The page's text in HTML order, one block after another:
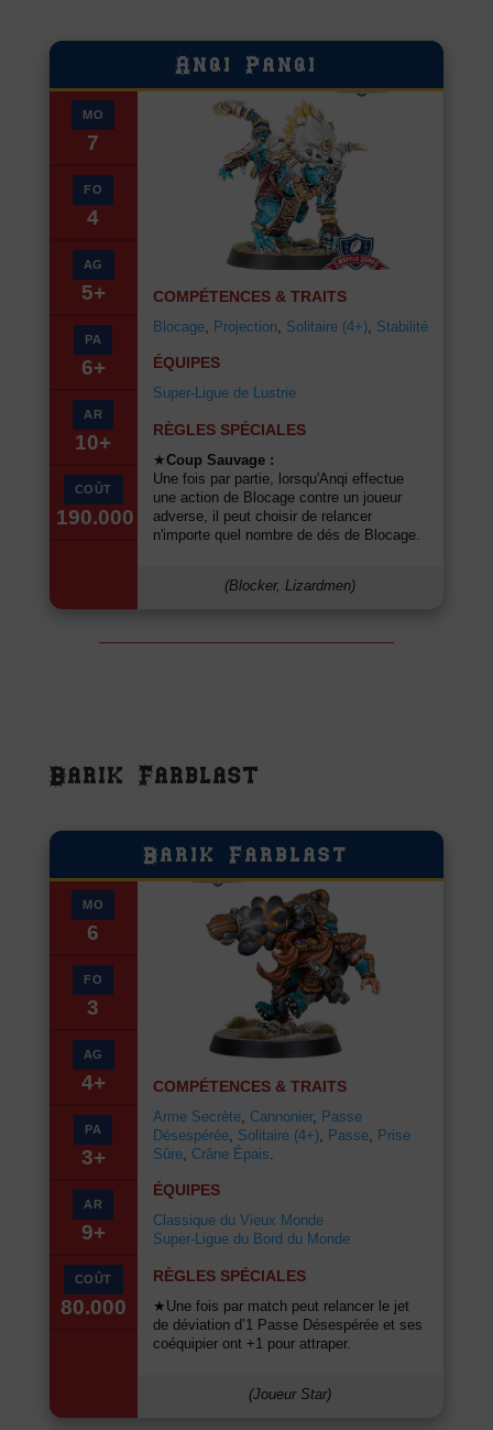
Anqi Panqi
MO
7
FO
4
AG
5+
PA
6+
AR
10+
COÛT
190.000
COMPÉTENCES & TRAITS
Blocage, Projection, Solitaire (4+), Stabilité
ÉQUIPES
Super-Ligue de Lustrie
RÈGLES SPÉCIALES
★Coup Sauvage :
Une fois par partie, lorsqu'Anqi effectue
une action de Blocage contre un joueur
adverse, il peut choisir de relancer
n'importe quel nombre de dés de Blocage.
(Blocker, Lizardmen)
Barik Farblast
Barik Farblast
MO
6
FO
3
AG
4+
PA
3+
AR
9+
COÛT
80.000
COMPÉTENCES & TRAITS
Arme Secrète, Cannonier, Passe
Désespérée, Solitaire (4+), Passe, Prise
Sûre, Crâne Épais
ÉQUIPES
Classique du Vieux Monde
Super-Ligue du Bord du Monde
RÈGLES SPÉCIALES
★Une fois par match peut relancer le jet
de déviation d’1 Passe Désespérée et ses
coéquipier ont +1 pour attraper.
(Joueur Star)